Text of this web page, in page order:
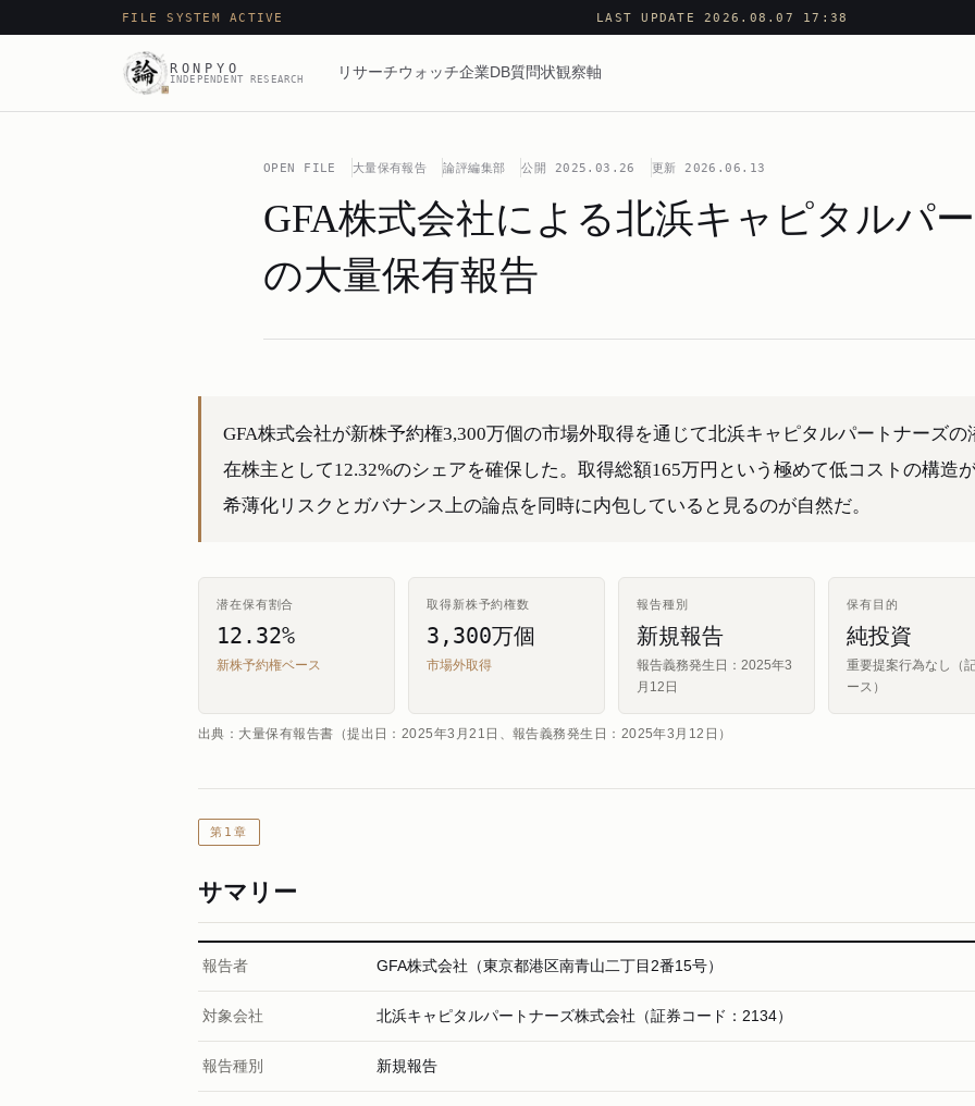
FILE SYSTEM ACTIVE LAST UPDATE 2026.08.07 17:38
RONPYO
INDEPENDENT RESEARCH リサーチウォッチ企業DB質問状観察軸
OPEN FILE 大量保有報告 論評編集部 公開 2025.03.26 更新 2026.06.13
GFA株式会社による北浜キャピタルパ
の大量保有報告
GFA株式会社が新株予約権3,300万個の市場外取得を通じて北浜キャピタルパートナーズの
在株主として12.32%のシェアを確保した。取得総額165万円という極めて低コストの構造
希薄化リスクとガバナンス上の論点を同時に内包していると見るのが自然だ。
潜在保有割合
12.32%
新株予約権ベース
取得新株予約権数
3,300万個
市場外取得
報告種別
新規報告
報告義務発生日：2025年3
月12日
保有目的
純投資
重要提案行為なし（
ース）
出典：大量保有報告書（提出日：2025年3月21日、報告義務発生日：2025年3月12日）
第1章
サマリー
報告者 GFA株式会社（東京都港区南青山二丁目2番15号）
対象会社 北浜キャピタルパートナーズ株式会社（証券コード：2134）
報告種別 新規報告